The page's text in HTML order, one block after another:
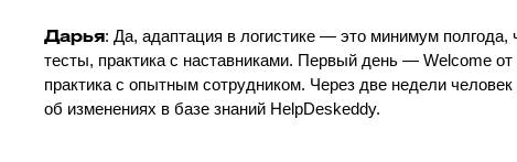
Дарья: Да, адаптация в логистике — это минимум
тесты, практика с наставниками. Первый день — Welcome
практика с опытным сотрудником. Через две недели
об изменениях в базе знаний HelpDeskeddy.